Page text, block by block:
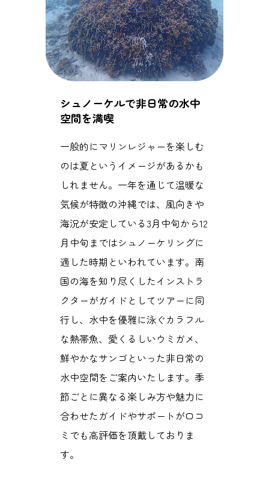
シュノーケルで非日常の水中
空間を満喫
一般的にマリンレジャーを楽しむ
のは夏というイメージがあるかも
しれません。一年を通じて温暖な
気候が特徴の沖縄では、風向きや
海況が安定している3月中旬から12
月中旬まではシュノーケリングに
適した時期といわれています。南
国の海を知り尽くしたインストラ
クターがガイドとしてツアーに同
行し、水中を優雅に泳ぐカラフル
な熱帯魚、愛くるしいウミガメ、
鮮やかなサンゴといった非日常の
水中空間をご案内いたします。季
節ごとに異なる楽しみ方や魅力に
合わせたガイドやサポートが口コ
ミでも高評価を頂戴しておりま
す。